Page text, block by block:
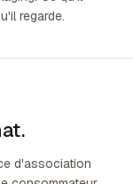
regarde.
d'association